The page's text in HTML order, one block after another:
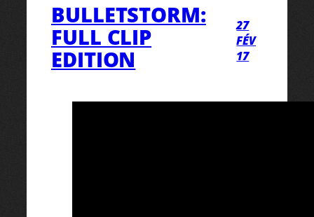
BULLETSTORM:
FULL CLIP
EDITION
27
FÉV
17